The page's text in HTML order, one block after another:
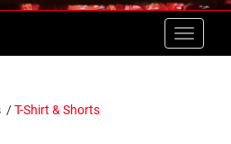
Toggle
/T-Shirt & Shorts